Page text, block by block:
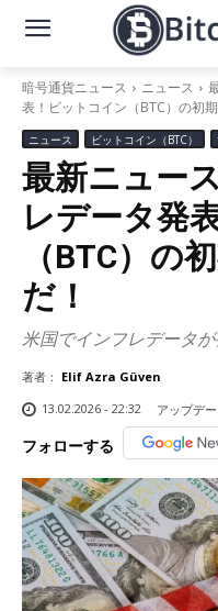
暗号通貨ニュース ニュース
表！ビットコイン（BTC）の初
ニュース ビットコイン（BTC）
最新ニュー
レデータ発
（BTC）の
だ！
米国でインフレデータが
著者： Elif Azra Güven
13.02.2026 - 22:32
アップデー
フォローする